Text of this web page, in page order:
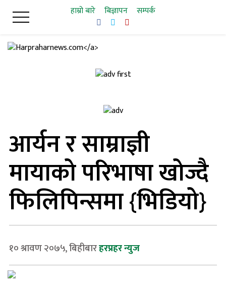
हाम्रो बारे बिज्ञापन सम्पर्क
आर्यन र साम्राज्ञी
मायाको परिभाषा खोज्दै
फिलिपिन्समा {भिडियो}
१० श्रावण २०७५, बिहीबारहरप्रहर न्युज